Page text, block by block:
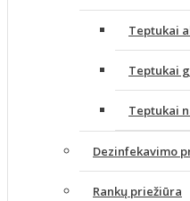
Teptukai
Teptukai
Teptukai
Dezinfekavimo
Rankų priežiūra